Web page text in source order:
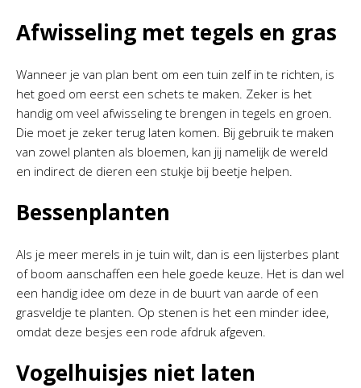
Afwisseling met tegels en gras
Wanneer je van plan bent om een tuin zelf in te richten, is
het goed om eerst een schets te maken. Zeker is het
handig om veel afwisseling te brengen in tegels en groen.
Die moet je zeker terug laten komen. Bij gebruik te maken
van zowel planten als bloemen, kan jij namelijk de wereld
en indirect de dieren een stukje bij beetje helpen.
Bessenplanten
Als je meer merels in je tuin wilt, dan is een lijsterbes plant
of boom aanschaffen een hele goede keuze. Het is dan wel
een handig idee om deze in de buurt van aarde of een
grasveldje te planten. Op stenen is het een minder idee,
omdat deze besjes een rode afdruk afgeven.
Vogelhuisjes niet laten